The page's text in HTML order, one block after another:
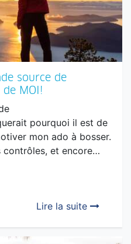
source de
MOI!
pourquoi il est de
mon ado à bosser.
et encore…